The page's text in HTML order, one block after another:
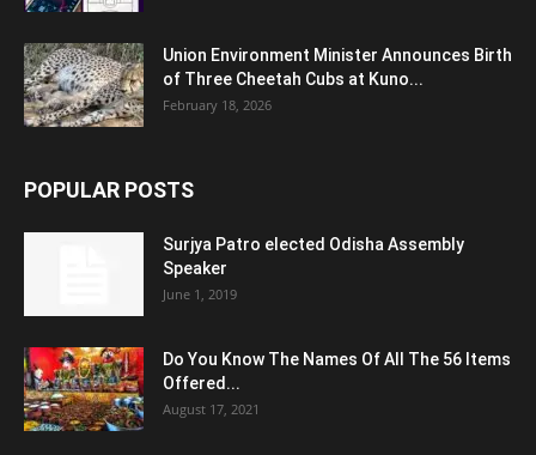
Union Environment Minister Announces Birth
of Three Cheetah Cubs at Kuno...
February 18, 2026
POPULAR POSTS
Surjya Patro elected Odisha Assembly
Speaker
June 1, 2019
Do You Know The Names Of All The 56 Items
Offered...
August 17, 2021